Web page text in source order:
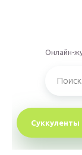
Онлайн-
Суккуленты